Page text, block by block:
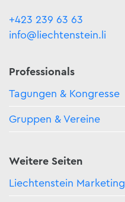
+423 239 63 63
info@liechtenstein.li
Professionals
Tagungen & Kongresse
Gruppen & Vereine
Weitere Seiten
Liechtenstein Marketing